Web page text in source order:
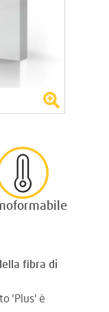
fibra di
'Plus' è